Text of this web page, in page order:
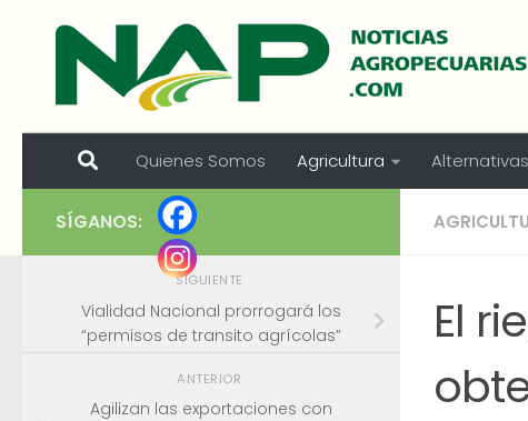
Skip to content
Quienes Somos Agricultura Alternativas
El
SÍGANOS:
SIGUIENTE
Vialidad Nacional prorrogará los
“permisos de transito agrícolas”
ANTERIOR
Agilizan las exportaciones con